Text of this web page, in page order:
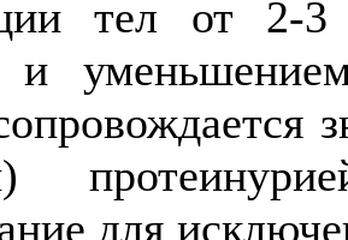
тел от 2-3
и
для